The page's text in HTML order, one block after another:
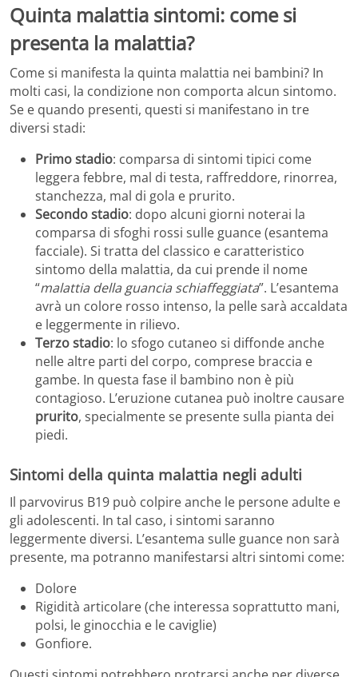
Quinta malattia sintomi: come si
presenta la malattia?
Come si manifesta la quinta malattia nei bambini? In
molti casi, la condizione non comporta alcun sintomo.
Se e quando presenti, questi si manifestano in tre
diversi stadi:
Primo stadio: comparsa di sintomi tipici come
leggera febbre, mal di testa, raffreddore, rinorrea,
stanchezza, mal di gola e prurito.
Secondo stadio: dopo alcuni giorni noterai la
comparsa di sfoghi rossi sulle guance (esantema
facciale). Si tratta del classico e caratteristico
sintomo della malattia, da cui prende il nome
“malattia della guancia schiaffeggiata”. L’esantema
avrà un colore rosso intenso, la pelle sarà accaldata
e leggermente in rilievo.
Terzo stadio: lo sfogo cutaneo si diffonde anche
nelle altre parti del corpo, comprese braccia e
gambe. In questa fase il bambino non è più
contagioso. L’eruzione cutanea può inoltre causare
prurito, specialmente se presente sulla pianta dei
piedi.
Sintomi della quinta malattia negli adulti
Il parvovirus B19 può colpire anche le persone adulte e
gli adolescenti. In tal caso, i sintomi saranno
leggermente diversi. L’esantema sulle guance non sarà
presente, ma potranno manifestarsi altri sintomi come:
Dolore
Rigidità articolare (che interessa soprattutto mani,
polsi, le ginocchia e le caviglie)
Gonfiore.